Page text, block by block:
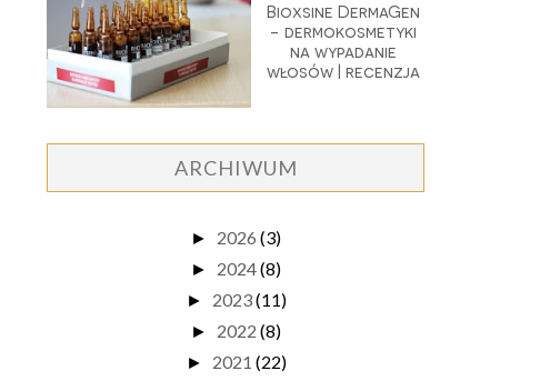
Bioxsine DermaGen
- dermokosmetyki
na wypadanie
włosów | recenzja
ARCHIWUM
► 2026 (3)
► 2024(8)
► 2023(11)
► 2022 (8)
► 2021 (22)